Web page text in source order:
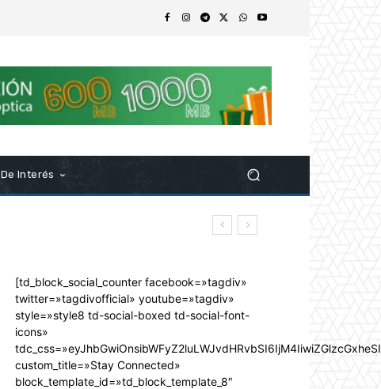
De Interés
[td_block_social_counter facebook=»tagdiv»
twitter=»tagdivofficial» youtube=»tagdiv»
style=»style8 td-social-boxed td-social-font-
icons»
custom_title=»Stay Connected»
block_template_id=»td_block_template_8″